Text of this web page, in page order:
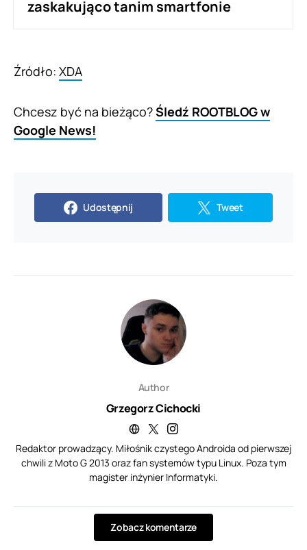
zaskakująco tanim smartfonie
Źródło: XDA
Chcesz być na bieżąco?Śledź ROOTBLOG w
Google News!
Udostępnij Tweet
Author
Grzegorz Cichocki
Redaktor prowadzący. Miłośnik czystego Androida od pierwszej
chwili z Moto G 2013 oraz fan systemów typu Linux. Poza tym
magister inżynier Informatyki.
Zobacz komentarze